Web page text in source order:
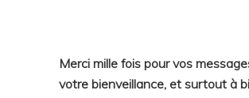
Merci mille fois pour vos
votre bienveillance, et surtout à